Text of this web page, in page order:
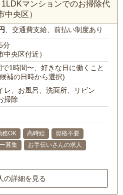
マンションでのお掃除代
央区）
、交通費支給、前払い制度あり
分
中央区付近）
1時間〜、好きな日に働くこと
補の日時から選択)
レ、お風呂、洗面所、リビン
掃除
務OK 高時給
資格不要
募集
お手伝いさんの求人
の詳細を見る